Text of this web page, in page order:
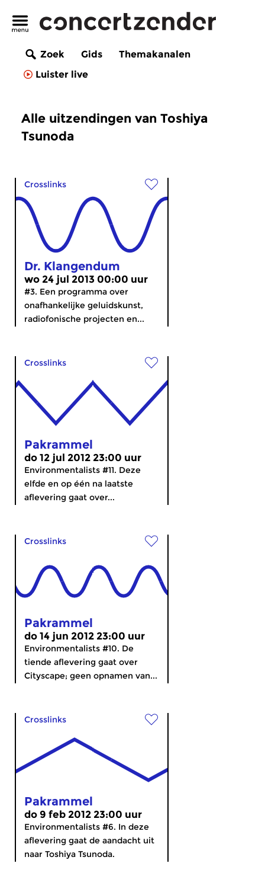
Zoek Gids
Themakanalen
Luister live
Alle uitzendingen van Toshiya
Tsunoda
Crosslinks
Dr. Klangendum
wo 24 jul 2013 00:00 uur
#3. Een programma over
onafhankelijke geluidskunst,
radiofonische projecten en...
Crosslinks
Pakrammel
do 12 jul 2012 23:00 uur
Environmentalists #11. Deze
elfde en op één na laatste
aflevering gaat over...
Crosslinks
Pakrammel
do 14 jun 2012 23:00 uur
Environmentalists #10. De
tiende aflevering gaat over
Cityscape; geen opnamen van...
Crosslinks
Pakrammel
do 9 feb 2012 23:00 uur
Environmentalists #6. In deze
aflevering gaat de aandacht uit
naar Toshiya Tsunoda.